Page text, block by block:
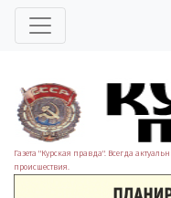
Газета "Курская правда". Всегда
происшествия.